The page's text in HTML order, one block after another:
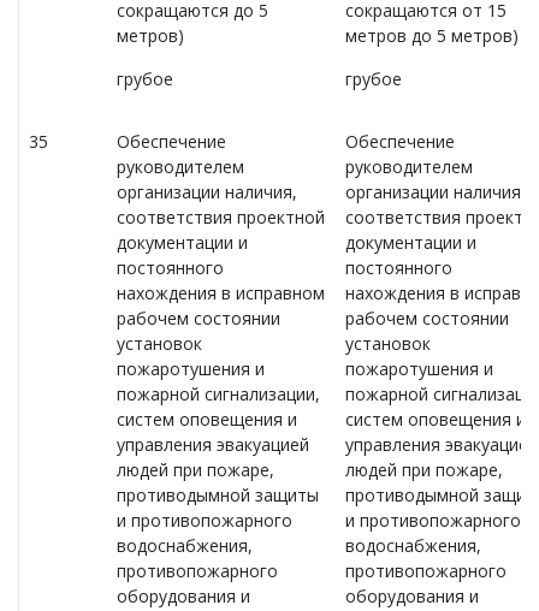
сокращаются до 5
метров)
грубое
сокращаются от 15
метров до 5 метров)
грубое
35
Обеспечение
руководителем
организации наличия,
соответствия проектной
документации и
постоянного
нахождения в исправном
рабочем состоянии
установок
пожаротушения и
пожарной сигнализации,
систем оповещения и
управления эвакуацией
людей при пожаре,
противодымной защиты
и противопожарного
водоснабжения,
противопожарного
оборудования и
Обеспечение
руководителем
организации наличия,
соответствия
документации и
постоянного
нахождения в
рабочем состоянии
установок
пожаротушения и
пожарной
систем оповещения и
управления эвакуацией
людей при пожаре,
противодымной
и противопожарного
водоснабжения,
противопожарного
оборудования и